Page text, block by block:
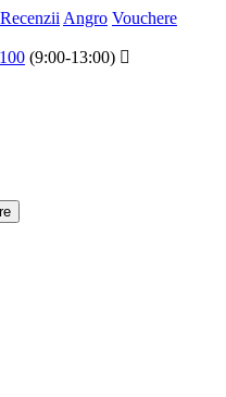
Recenzii Angro Vouchere
(9:00-13:00)